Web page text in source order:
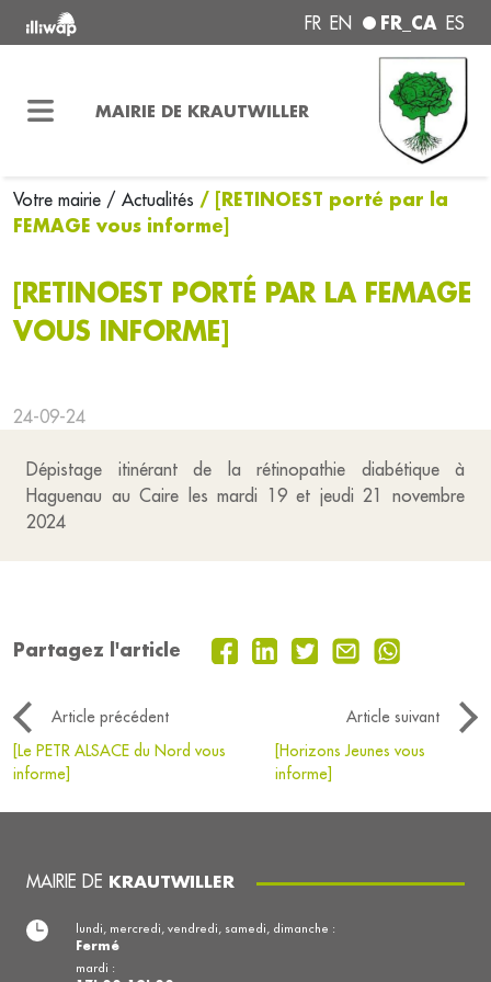
FR EN FR_CA ES
MAIRIE DE KRAUTWILLER
Votre mairie / Actualités / [RETINOEST porté par la
FEMAGE vous informe]
[RETINOEST PORTÉ PAR LA FEMAGE
VOUS INFORME]
24-09-24
Dépistage itinérant de la rétinopathie diabétique à
Haguenau au Caire les mardi 19 et jeudi 21 novembre
2024
Partagez l'article
Article précédent
Article suivant
[Le PETR ALSACE du Nord vous
informe]
[Horizons Jeunes vous
informe]
MAIRIE DE KRAUTWILLER
lundi, mercredi, vendredi, samedi, dimanche :
Fermé
mardi :